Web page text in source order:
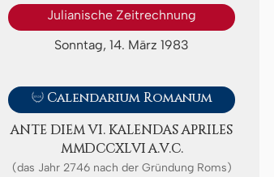
Julianische Zeitrechnung
Sonntag, 14. März 1983
 Calendarium Romanum
ANTE DIEM VI. KA­LEN­DAS APRI­LES
ⅯⅯⅮⅭⅭⅩⅬⅥ A.V.C.
(das Jahr 2746 nach der Gründung Roms)